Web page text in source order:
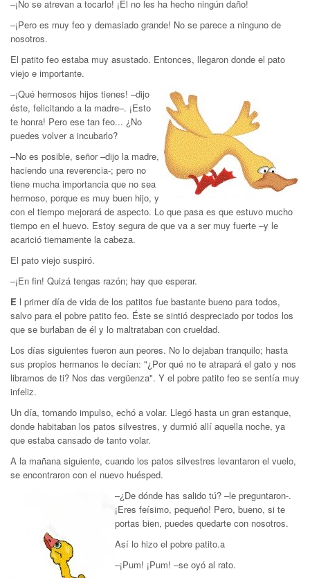
–¡No se atrevan a tocarlo! ¡Él no les ha hecho ningún daño!
–¡Pero es muy feo y demasiado grande! No se parece a ninguno de
nosotros.
El patito feo estaba muy asustado. Entonces, llegaron donde el pato
viejo e importante.
–¡Qué hermosos hijos tienes! –dijo
éste, felicitando a la madre–. ¡Esto
te honra! Pero ese tan feo... ¿No
puedes volver a incubarlo?
–No es posible, señor –dijo la madre,
haciendo una reverencia-; pero no
tiene mucha importancia que no sea
hermoso, porque es muy buen hijo, y
con el tiempo mejorará de aspecto. Lo que pasa es que estuvo mucho
tiempo en el huevo. Estoy segura de que va a ser muy fuerte –y le
acarició tiernamente la cabeza.
El pato viejo suspiró.
–¡En fin! Quizá tengas razón; hay que esperar.
E l primer día de vida de los patitos fue bastante bueno para todos,
salvo para el pobre patito feo. Éste se sintió despreciado por todos los
que se burlaban de él y lo maltrataban con crueldad.
Los días siguientes fueron aun peores. No lo dejaban tranquilo; hasta
sus propios hermanos le decían: "¿Por qué no te atrapará el gato y nos
libramos de ti? Nos das vergüenza". Y el pobre patito feo se sentía muy
infeliz.
Un día, tomando impulso, echó a volar. Llegó hasta un gran estanque,
donde habitaban los patos silvestres, y durmió allí aquella noche, ya
que estaba cansado de tanto volar.
A la mañana siguiente, cuando los patos silvestres levantaron el vuelo,
se encontraron con el nuevo huésped.
–¿De dónde has salido tú? –le preguntaron-.
¡Eres feísimo, pequeño! Pero, bueno, si te
portas bien, puedes quedarte con nosotros.
Así lo hizo el pobre patito.a
–¡Pum! ¡Pum! –se oyó al rato.